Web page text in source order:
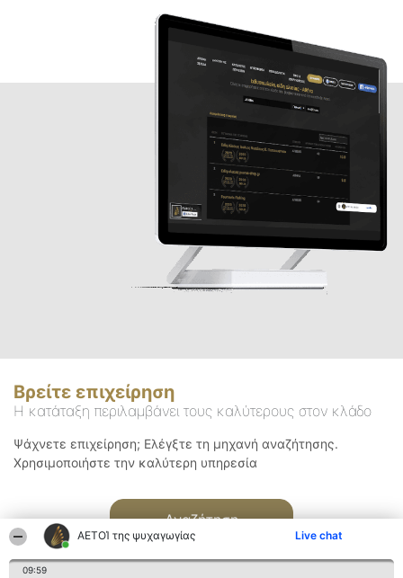
ΑΕΤΟΊ της ψυχαγωγίας Live chat
09:59
Βρείτε επιχείρηση
Η κατάταξη περιλαμβάνει τους καλύτερους στον κλάδο
Ψάχνετε επιχείρηση; Ελέγξτε τη μηχανή αναζήτησης.
Χρησιμοποιήστε την καλύτερη υπηρεσία
Αναζήτηση